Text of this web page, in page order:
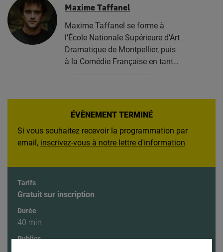
Maxime Taffanel
Maxime Taffanel se forme à
l’École Nationale Supérieure d’Art
Dramatique de Montpellier, puis
à la Comédie Française en tant…
ÉVÈNEMENT TERMINÉ
Si vous souhaitez recevoir la programmation par
email, inscrivez-vous à notre lettre d'information
Tarifs
Gratuit sur inscription
Durée
40 min
Publics